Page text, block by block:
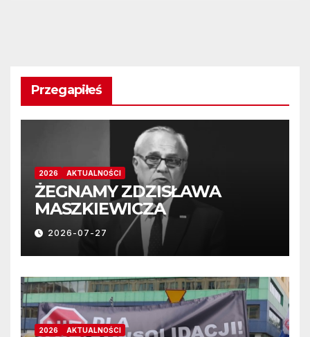
Przegapiłeś
2026 AKTUALNOŚCI
ŻEGNAMY ZDZISŁAWA
MASZKIEWICZA
2026-07-27
2026 AKTUALNOŚCI